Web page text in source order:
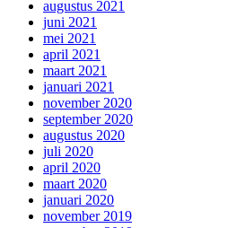
augustus 2021
juni 2021
mei 2021
april 2021
maart 2021
januari 2021
november 2020
september 2020
augustus 2020
juli 2020
april 2020
maart 2020
januari 2020
november 2019